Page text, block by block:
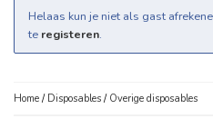
Helaas kun je niet als gast
te registeren.
Home / Disposables / Overige disposables